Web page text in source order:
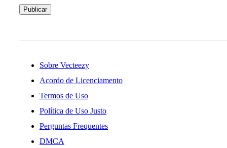
Publicar
Sobre Vecteezy
Acordo de Licenciamento
Termos de Uso
Política de Uso Justo
Perguntas Frequentes
DMCA